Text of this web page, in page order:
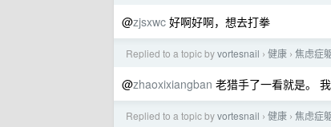
@zjsxwc 好啊好啊，想去打拳
Replied to a topic byvortesnail › 健康 › 焦虑症
@zhaoxixiangban 老猎手了一看就是。
Replied to a topic byvortesnail › 健康 › 焦虑症